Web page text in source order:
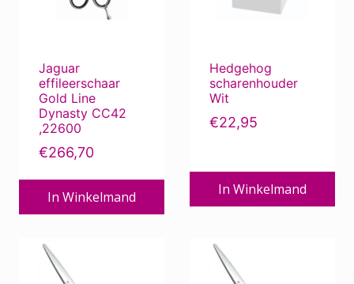
Jaguar
effileerschaar
Gold Line
Dynasty CC42
,22600
€266,70
In Winkelmand
Hedgehog
scharenhouder
Wit
€22,95
In Winkelmand